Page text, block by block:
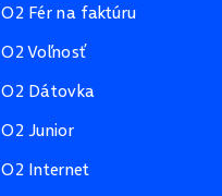
O2 Fér na faktúru
O2 Voľnosť
O2 Dátovka
O2 Junior
O2 Internet